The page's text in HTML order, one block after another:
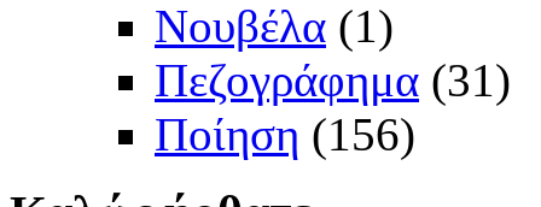
Νουβέλα (1)
Πεζογράφημα (31)
Ποίηση (156)